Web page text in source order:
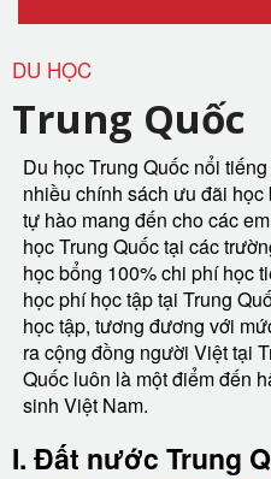
DU HỌC
Trung Quốc
Du học Trung Quốc nổi
nhiều chính sách ưu đãi học
tự hào mang đến cho các
học Trung Quốc tại các
học bổng 100% chi phí học
học phí học tập tại Trung
học tập, tương đương với
ra cộng đồng người Việt tại
Quốc luôn là một điểm đến
sinh Việt Nam.
I. Đất nước Trung